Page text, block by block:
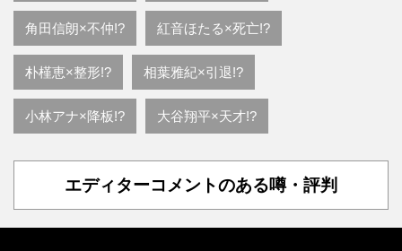
角田信朗×不仲!? 紅音ほたる×死亡!?
朴槿恵×整形!? 相葉雅紀×引退!?
小林アナ×降板!? 大谷翔平×天才!?
エディターコメントのある噂・評判